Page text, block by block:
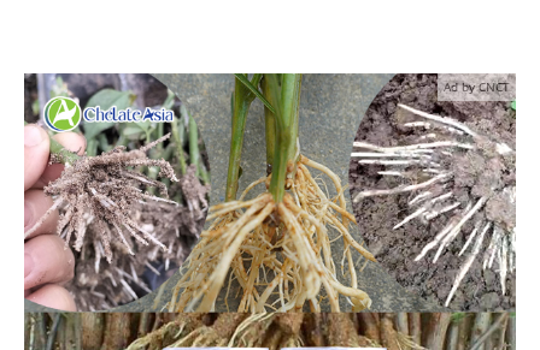
Ad by CNCT